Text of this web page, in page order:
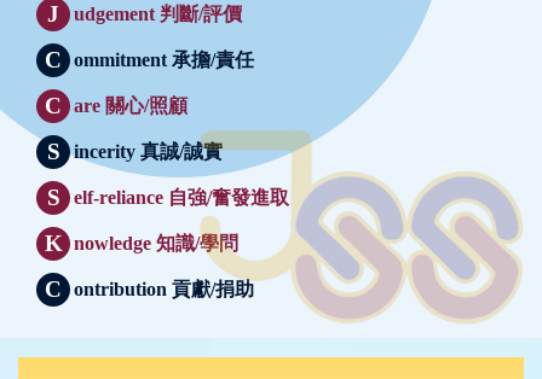
J udgement 判斷/評價
C ommitment 承擔/責任
C are 關心/照顧
S incerity 真誠/誠實
S elf-reliance 自強/奮發進取
K nowledge 知識/學問
C ontribution 貢獻/捐助